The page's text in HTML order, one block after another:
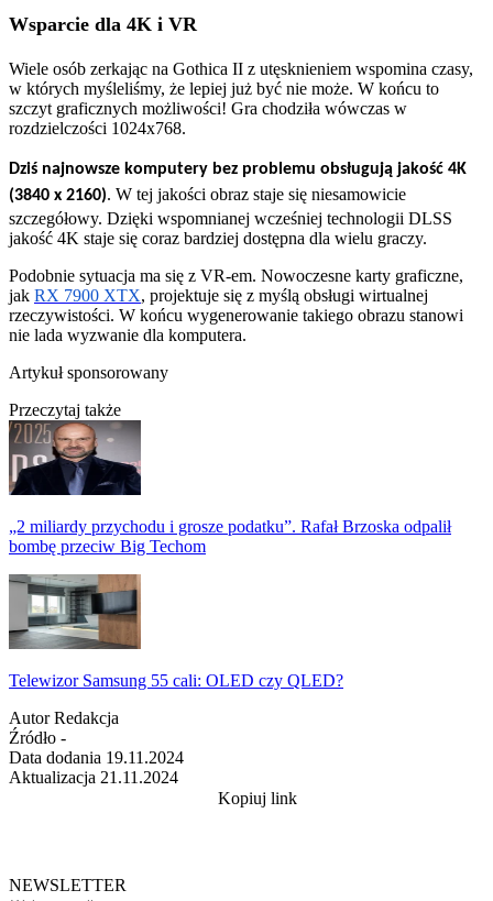
Wsparcie dla 4K i VR
Wiele osób zerkając na Gothica II z utęsknieniem wspomina czasy,
w których myśleliśmy, że lepiej już być nie może. W końcu to
szczyt graficznych możliwości! Gra chodziła wówczas w
rozdzielczości 1024x768.
Dziś najnowsze komputery bez problemu obsługują jakość 4K
(3840 x 2160). W tej jakości obraz staje się niesamowicie
szczegółowy. Dzięki wspomnianej wcześniej technologii DLSS
jakość 4K staje się coraz bardziej dostępna dla wielu graczy.
Podobnie sytuacja ma się z VR-em. Nowoczesne karty graficzne,
jak RX 7900 XTX, projektuje się z myślą obsługi wirtualnej
rzeczywistości. W końcu wygenerowanie takiego obrazu stanowi
nie lada wyzwanie dla komputera.
Artykuł sponsorowany
Przeczytaj także
„2 miliardy przychodu i grosze podatku”. Rafał Brzoska odpalił
bombę przeciw Big Techom
Telewizor Samsung 55 cali: OLED czy QLED?
Autor Redakcja
Źródło -
Data dodania 19.11.2024
Aktualizacja 21.11.2024
Kopiuj link
NEWSLETTER